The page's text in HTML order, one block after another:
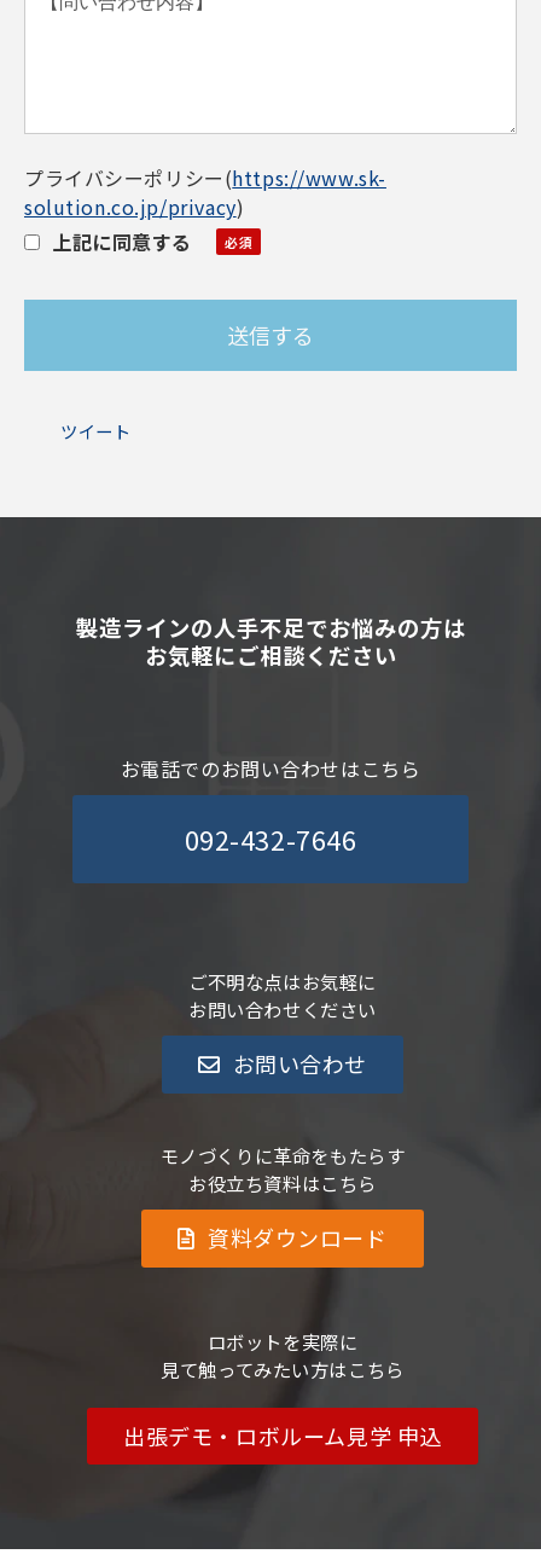
プライバシーポリシー(https://www.sk-
solution.co.jp/privacy)
上記に同意する
ツイート
製造ラインの人手不足でお悩みの方は
お気軽にご相談ください
お電話でのお問い合わせはこちら
092-432-7646
ご不明な点はお気軽に
お問い合わせください
お問い合わせ
モノづくりに革命をもたらす
お役立ち資料はこちら
資料ダウンロード
ロボットを実際に
見て触ってみたい方はこちら
出張デモ・ロボルーム見学 申込